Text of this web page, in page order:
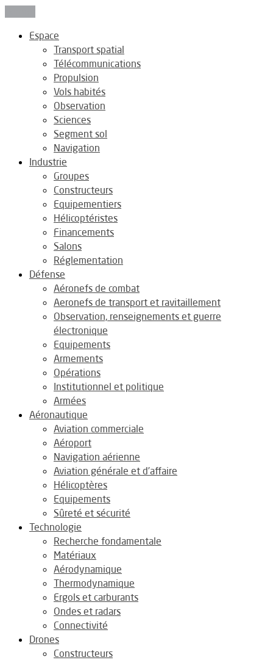
Espace
Transport spatial
Télécommunications
Propulsion
Vols habités
Observation
Sciences
Segment sol
Navigation
Industrie
Groupes
Constructeurs
Equipementiers
Hélicoptéristes
Financements
Salons
Réglementation
Défense
Aéronefs de combat
Aeronefs de transport et ravitaillement
Observation, renseignements et guerre
électronique
Equipements
Armements
Opérations
Institutionnel et politique
Armées
Aéronautique
Aviation commerciale
Aéroport
Navigation aérienne
Aviation générale et d’affaire
Hélicoptères
Equipements
Sûreté et sécurité
Technologie
Recherche fondamentale
Matériaux
Aérodynamique
Thermodynamique
Ergols et carburants
Ondes et radars
Connectivité
Drones
Constructeurs